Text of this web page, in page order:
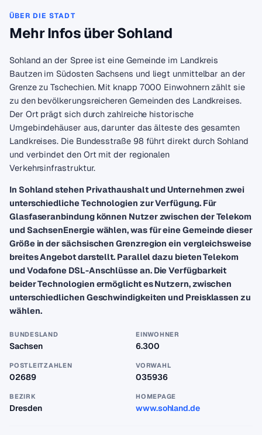
ÜBER DIE STADT
Mehr Infos über Sohland
Sohland an der Spree ist eine Gemeinde im Landkreis
Bautzen im Südosten Sachsens und liegt unmittelbar an der
Grenze zu Tschechien. Mit knapp 7000 Einwohnern zählt sie
zu den bevölkerungsreicheren Gemeinden des Landkreises.
Der Ort prägt sich durch zahlreiche historische
Umgebindehäuser aus, darunter das älteste des gesamten
Landkreises. Die Bundesstraße 98 führt direkt durch Sohland
und verbindet den Ort mit der regionalen
Verkehrsinfrastruktur.
In Sohland stehen Privathaushalt und Unternehmen zwei
unterschiedliche Technologien zur Verfügung. Für
Glasfaseranbindung können Nutzer zwischen der Telekom
und SachsenEnergie wählen, was für eine Gemeinde dieser
Größe in der sächsischen Grenzregion ein vergleichsweise
breites Angebot darstellt. Parallel dazu bieten Telekom
und Vodafone DSL-Anschlüsse an. Die Verfügbarkeit
beider Technologien ermöglicht es Nutzern, zwischen
unterschiedlichen Geschwindigkeiten und Preisklassen zu
wählen.
BUNDESLAND
Sachsen
EINWOHNER
6.300
POSTLEITZAHLEN
02689
VORWAHL
035936
BEZIRK
Dresden
HOMEPAGE
www.sohland.de